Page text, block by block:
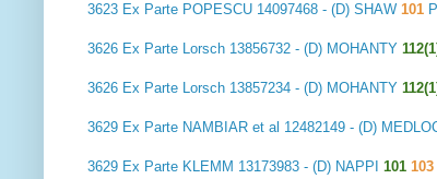
3623 Ex Parte POPESCU 14097468 - (D) SHAW 101
3626 Ex Parte Lorsch 13856732 - (D) MOHANTY
3626 Ex Parte Lorsch 13857234 - (D) MOHANTY
3629 Ex Parte NAMBIAR et al 12482149 - (D)
3629 Ex Parte KLEMM 13173983 - (D) NAPPI 101 103